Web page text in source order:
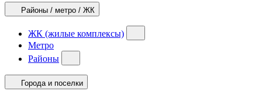
Районы / метро / ЖК
ЖК (жилые комплексы)
Метро
Районы
Города и поселки